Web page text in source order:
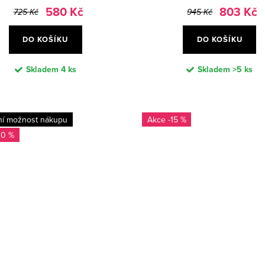
725 Kč 580 Kč
DO KOŠÍKU
Skladem 4 ks
945 Kč 803 Kč
DO KOŠÍKU
Skladem>5 ks
možnost nákupu
%
-15 %